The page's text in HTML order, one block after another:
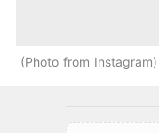
Photo from Instagram